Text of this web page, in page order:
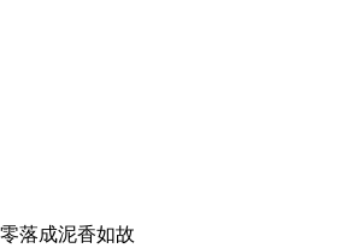
零落成泥香如故